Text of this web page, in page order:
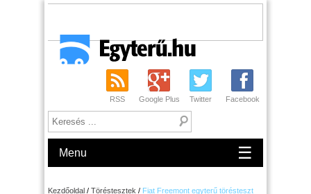
RSS Google Plus Twitter Facebook
Menu ☰
Kezdőoldal / Töréstesztek / Fiat Freemont egyterű törésteszt